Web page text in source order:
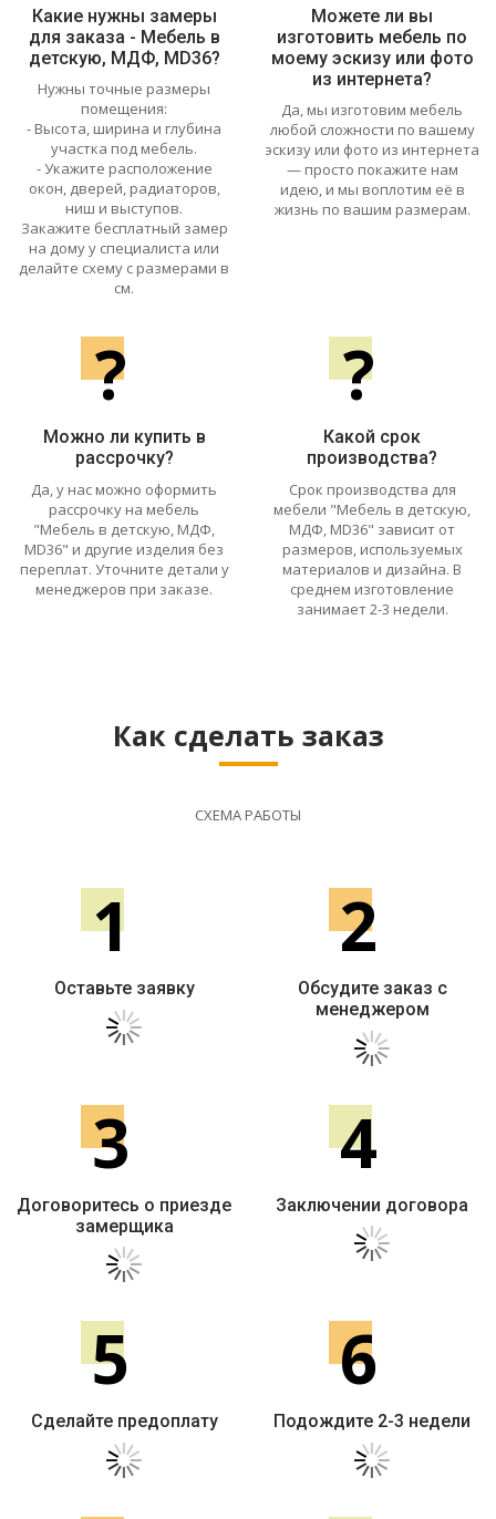
Какие нужны замеры
для заказа - Мебель в
детскую, МДФ, MD36?
Нужны точные размеры
помещения:
- Высота, ширина и глубина
участка под мебель.
- Укажите расположение
окон, дверей, радиаторов,
ниш и выступов.
Закажите бесплатный замер
на дому у специалиста или
делайте схему с размерами в
см.
Можете ли вы
изготовить мебель по
моему эскизу или фото
из интернета?
Да, мы изготовим мебель
любой сложности по вашему
эскизу или фото из интернета
— просто покажите нам
идею, и мы воплотим её в
жизнь по вашим размерам.
?
Можно ли купить в
рассрочку?
Да, у нас можно оформить
рассрочку на мебель
"Мебель в детскую, МДФ,
MD36" и другие изделия без
переплат. Уточните детали у
менеджеров при заказе.
?
Какой срок
производства?
Срок производства для
мебели "Мебель в детскую,
МДФ, MD36" зависит от
размеров, используемых
материалов и дизайна. В
среднем изготовление
занимает 2-3 недели.
Как сделать заказ
СХЕМА РАБОТЫ
1
Оставьте заявку
2
Обсудите заказ с
менеджером
3
Договоритесь о приезде
замерщика
4
Заключении договора
5
Сделайте предоплату
6
Подождите 2-3 недели